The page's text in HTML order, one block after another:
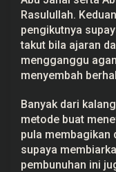
Rasulullah.
pengikutnya
takut bila ajaran
mengganggu
menyembah
Banyak dari
metode buat
pula membagikan
supaya
pembunuhan ini